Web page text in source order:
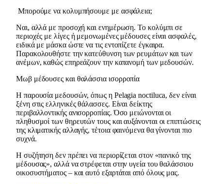
Μπορούμε να κολυμπήσουμε με ασφάλεια;
Ναι, αλλά με προσοχή και ενημέρωση. Το κολύμπι σε
περιοχές με λίγες ή μεμονωμένες μέδουσες είναι ασφαλές,
ειδικά με μάσκα ώστε να τις εντοπίζετε έγκαιρα.
Παρακολουθήστε την κατεύθυνση των ρευμάτων και των
ανέμων, καθώς επηρεάζουν την κατανομή των μεδουσών.
Μωβ μέδουσες και θαλάσσια ισορροπία
Η παρουσία μεδουσών, όπως η Pelagia noctiluca, δεν είναι
ξένη στις ελληνικές θάλασσες. Είναι δείκτης
περιβαλλοντικής ανισορροπίας. Όσο μειώνονται οι
πληθυσμοί των θηρευτών τους και αυξάνονται οι επιπτώσεις
της κλιματικής αλλαγής, τέτοια φαινόμενα θα γίνονται πιο
συχνά.
Η συζήτηση δεν πρέπει να περιορίζεται στον «πανικό της
μέδουσας», αλλά να στρέφεται στην υγεία του θαλάσσιου
οικοσυστήματος – και αυτό εξαρτάται από όλους μας.